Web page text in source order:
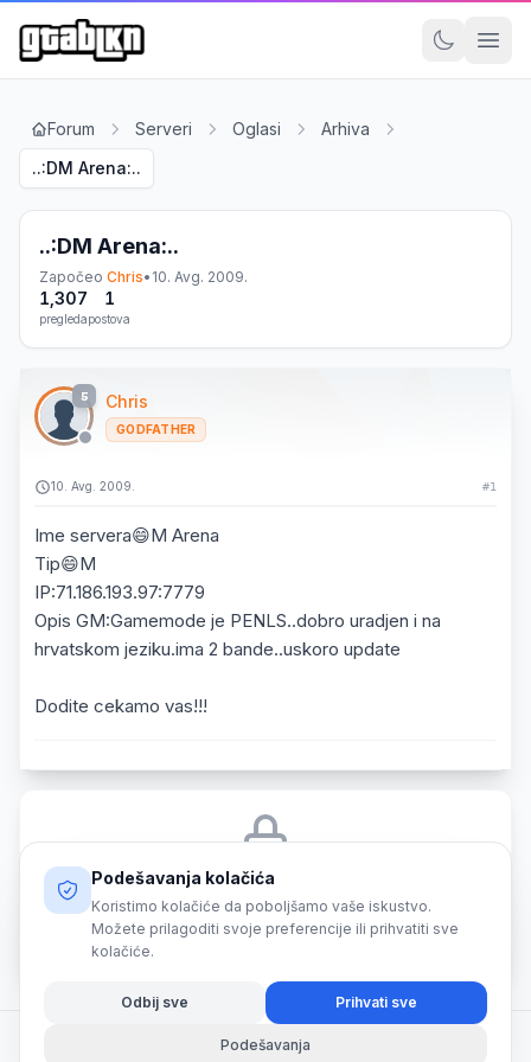
Forum Serveri Oglasi
Arhiva
..:DM Arena:..
..:DM Arena:..
Započeo Chris• 10. Avg. 2009.
1,307
pregleda
1
postova
5 Chris
GODFATHER
10. Avg. 2009. #1
Ime servera😄M Arena
Tip😄M
IP:71.186.193.97:7779
Opis GM:Gamemode je PENLS..dobro uradjen i na
hrvatskom jeziku.ima 2 bande..uskoro update
Dodite cekamo vas!!!
Morate biti prijavljeni da biste odgovorili na ovu temu.
Prijava
© 2026 SmartShark. All rights reserved.
Podešavanja kolačića
Koristimo kolačiće da poboljšamo vaše iskustvo.
Možete prilagoditi svoje preferencije ili prihvatiti sve
kolačiće.
Podešavanja
Odbij sve Prihvati sve